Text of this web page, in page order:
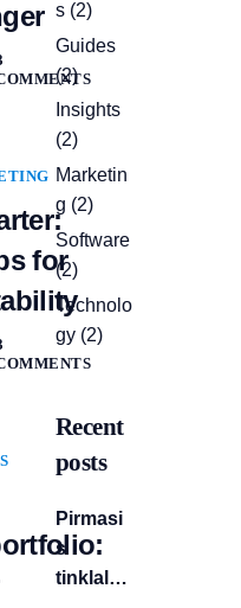
for
s (2)
Guides
(2)
Insights
(2)
Marketin
g (2)
Software
(2)
Technolo
gy (2)
Recent
posts
Pirmasi
s
tinklalap